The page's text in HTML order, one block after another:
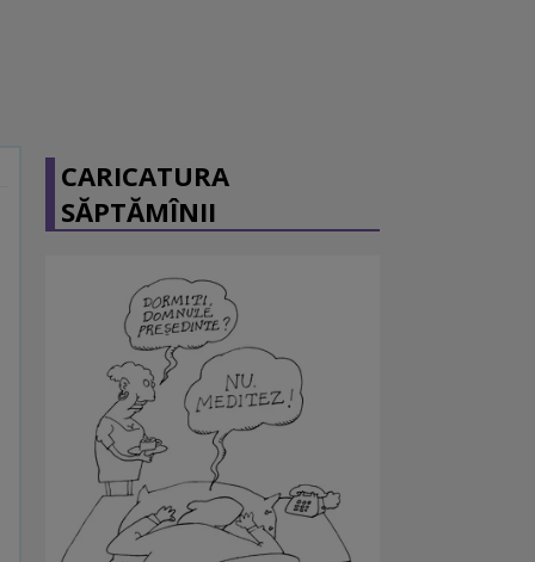
CARICATURA
SĂPTĂMÎNII